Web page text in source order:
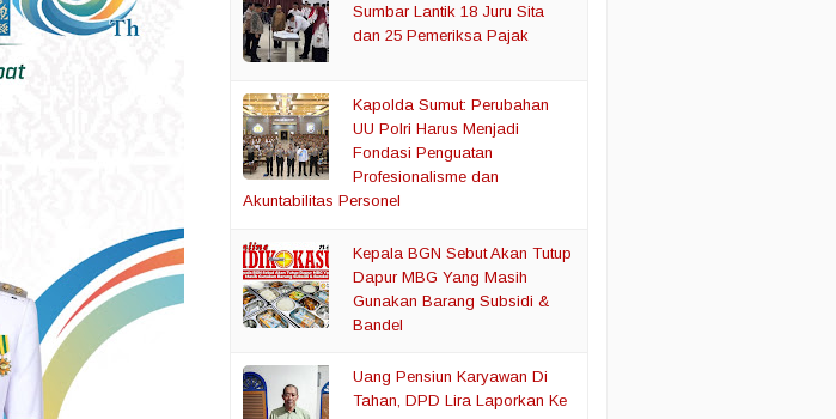
Sumbar Lantik 18 Juru Sita
dan 25 Pemeriksa Pajak
Kapolda Sumut: Perubahan
UU Polri Harus Menjadi
Fondasi Penguatan
Profesionalisme dan
Akuntabilitas Personel
Kepala BGN Sebut Akan Tutup
Dapur MBG Yang Masih
Gunakan Barang Subsidi &
Bandel
Uang Pensiun Karyawan Di
Tahan, DPD Lira Laporkan Ke